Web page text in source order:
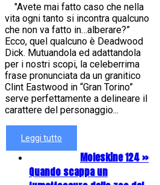
"Avete mai fatto caso che nella
vita ogni tanto si incontra qualcuno
che non va fatto in…alberare?”
Ecco, quel qualcuno è Deadwood
Dick. Mutuandola ed adattandola
per i nostri scopi, la celeberrima
frase pronunciata da un granitico
Clint Eastwood in “Gran Torino”
serve perfettamente a delineare il
carattere del personaggio...
Leggi tutto
Moleskine 124 »
Quando scappa un